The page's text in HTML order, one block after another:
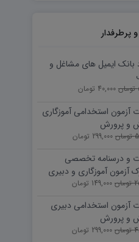
پرطرفدار
بانک ایمیل های مشاغل و
40,000 تومان
آزمون استخدامی آموزگاری
و پرورش
299,000 تومان
و درسنامه تخصصی
آزمون آموزگاری و دبیری
149,000 تومان
آزمون استخدامی دبیری
و پرورش
299,000 تومان